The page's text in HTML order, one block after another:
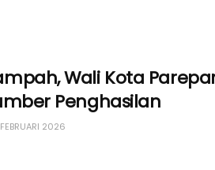
Wali Kota
Penghasilan
2026